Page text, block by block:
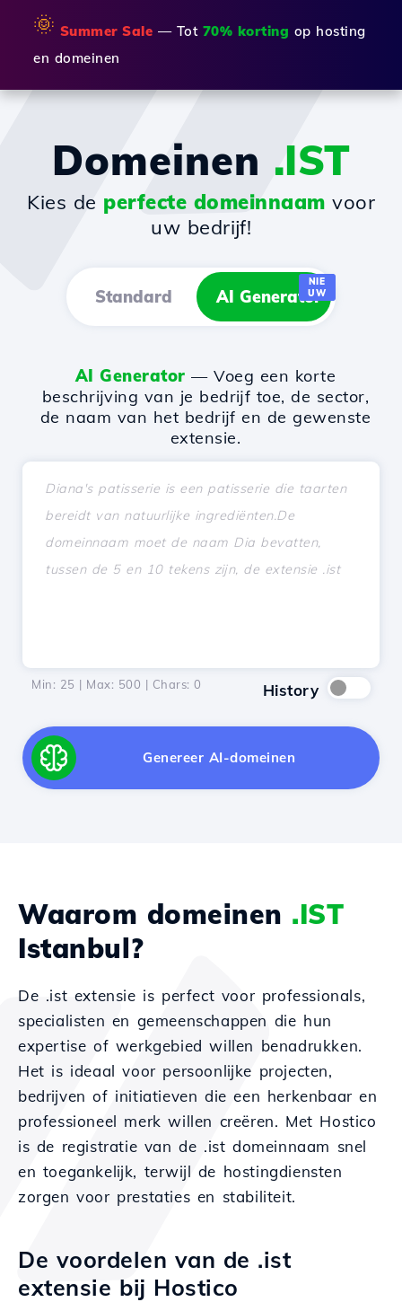
🌞 Summer Sale — Tot 70% korting op hosting
en domeinen
Domeinen .IST
Kies de perfecte domeinnaam voor
uw bedrijf!
Standard AI Generator
NIE
UW
AI Generator — Voeg een korte
beschrijving van je bedrijf toe, de sector,
de naam van het bedrijf en de gewenste
extensie.
Min: 25 | Max: 500 | Chars: 0 History
Genereer AI-domeinen
Waarom domeinen .IST
Istanbul?
De .ist extensie is perfect voor professionals,
specialisten en gemeenschappen die hun
expertise of werkgebied willen benadrukken.
Het is ideaal voor persoonlijke projecten,
bedrijven of initiatieven die een herkenbaar en
professioneel merk willen creëren. Met Hostico
is de registratie van de .ist domeinnaam snel
en toegankelijk, terwijl de hostingdiensten
zorgen voor prestaties en stabiliteit.
De voordelen van de .ist
extensie bij Hostico